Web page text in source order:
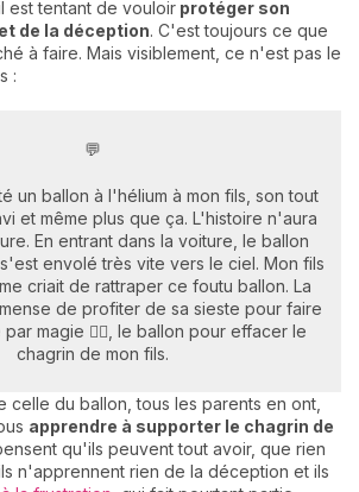
est tentant de vouloir protéger son
de la déception. C'est toujours ce que
à faire. Mais visiblement, ce n'est pas le
:
💬
un ballon à l'hélium à mon fils, son tout
et même plus que ça. L'histoire n'aura
En entrant dans la voiture, le ballon
envolé très vite vers le ciel. Mon fils
criait de rattraper ce foutu ballon. La
de profiter de sa sieste pour faire
magie 🧚‍♀️, le ballon pour effacer le
chagrin de mon fils.
celle du ballon, tous les parents en ont,
apprendre à supporter le chagrin de
qu'ils peuvent tout avoir, que rien
n'apprennent rien de la déception et ils